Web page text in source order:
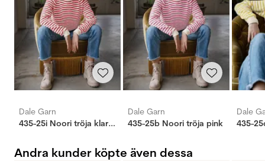
Dale Garn
435-25i Noori tröja klarröd
Dale Garn
435-25b Noori tröja pink
Dale
435-
Andra kunder köpte även dessa